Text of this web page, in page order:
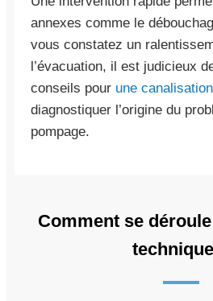
annexes comme le
vous constatez un
l’évacuation, il est judicieux
conseils pour une
diagnostiquer l’origine du
pompage.
Comment se